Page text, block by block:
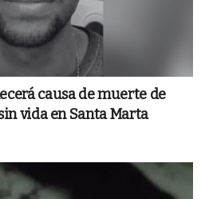
causa de muerte de
vida en Santa Marta